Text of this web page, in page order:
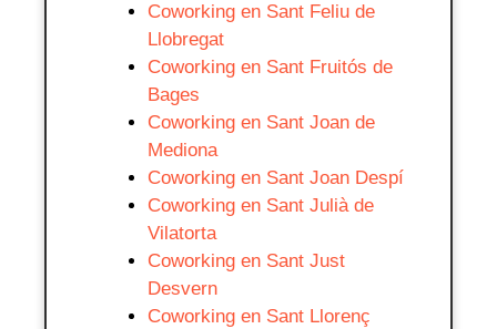
Coworking en Sant Feliu de
Llobregat
Coworking en Sant Fruitós de
Bages
Coworking en Sant Joan de
Mediona
Coworking en Sant Joan Despí
Coworking en Sant Julià de
Vilatorta
Coworking en Sant Just
Desvern
Coworking en Sant Llorenç